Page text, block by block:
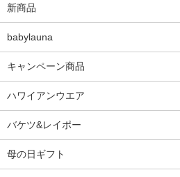
新商品
babylauna
キャンペーン商品
ハワイアンウエア
バケツ&レイポー
母の日ギフト